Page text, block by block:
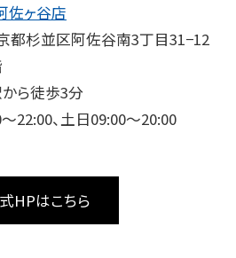
佐ヶ谷店
杉並区阿佐谷南3丁目31−12
ら徒歩3分
、土日09:00～20:00
HPはこちら